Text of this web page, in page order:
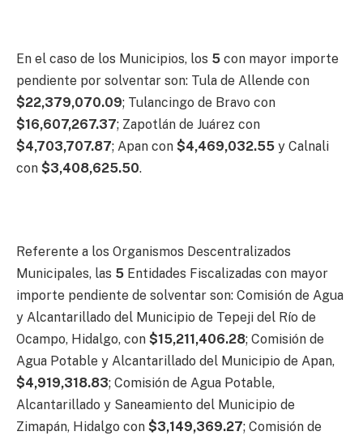
En el caso de los Municipios, los 5 con mayor importe
pendiente por solventar son: Tula de Allende con
$22,379,070.09; Tulancingo de Bravo con
$16,607,267.37; Zapotlán de Juárez con
$4,703,707.87; Apan con $4,469,032.55 y Calnali
con $3,408,625.50.
Referente a los Organismos Descentralizados
Municipales, las 5 Entidades Fiscalizadas con mayor
importe pendiente de solventar son: Comisión de Agua
y Alcantarillado del Municipio de Tepeji del Río de
Ocampo, Hidalgo, con $15,211,406.28; Comisión de
Agua Potable y Alcantarillado del Municipio de Apan,
$4,919,318.83; Comisión de Agua Potable,
Alcantarillado y Saneamiento del Municipio de
Zimapán, Hidalgo con $3,149,369.27; Comisión de